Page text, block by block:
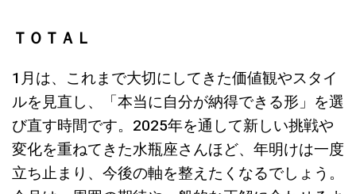
ＴＯＴＡＬ
1月は、これまで大切にしてきた価値観やスタイ
ルを見直し、「本当に自分が納得できる形」を選
び直す時間です。2025年を通して新しい挑戦や
変化を重ねてきた水瓶座さんほど、年明けは一度
立ち止まり、今後の軸を整えたくなるでしょう。